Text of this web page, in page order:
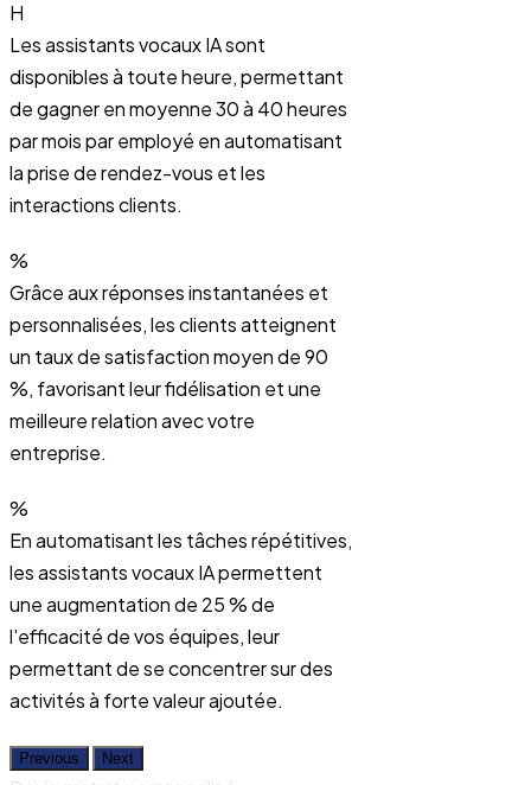
H
Les assistants vocaux IA sont
disponibles à toute heure, permettant
de gagner en moyenne 30 à 40 heures
par mois par employé en automatisant
la prise de rendez-vous et les
interactions clients.
%
Grâce aux réponses instantanées et
personnalisées, les clients atteignent
un taux de satisfaction moyen de 90
%, favorisant leur fidélisation et une
meilleure relation avec votre
entreprise.
%
En automatisant les tâches répétitives,
les assistants vocaux IA permettent
une augmentation de 25 % de
l'efficacité de vos équipes, leur
permettant de se concentrer sur des
activités à forte valeur ajoutée.
Previous Next